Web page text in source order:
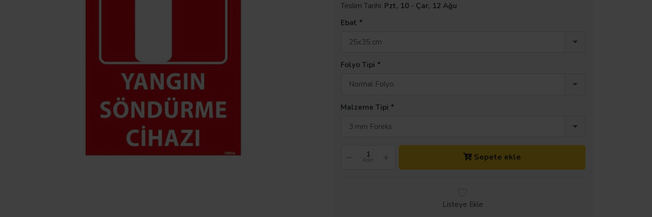
Teslim Tarihi: Pzt, 10 - Çar, 12 Ağu
Ebat
25x35 cm
Folyo Tipi
Normal Folyo
Malzeme Tipi
3 mm Foreks
Adet Sepete ekle
Listeye Ekle